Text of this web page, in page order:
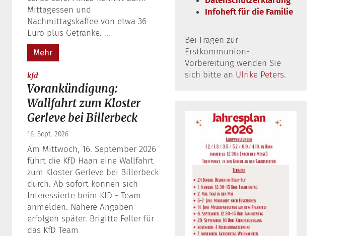
Mittagessen und
Nachmittagskaffee von etwa 36
Euro plus Getränke. ...
Mehr
kfd:
Vorankündigung:
Wallfahrt zum Kloster
Gerleve bei Billerbeck
16. Sept. 2026
Am Mittwoch, 16. September 2026
führt die KfD Haan eine Wallfahrt
zum Kloster Gerleve bei Billerbeck
durch. Ab sofort können sich
Interessierte beim KfD - Team
anmelden. Nähere Angaben
erfolgen später. Brigitte Feller für
das KfD Team
Infoheft für die Familie
Bei Fragen zur
Erstkommunion-
Vorbereitung wenden Sie
sich bitte an Ulrike Peters.